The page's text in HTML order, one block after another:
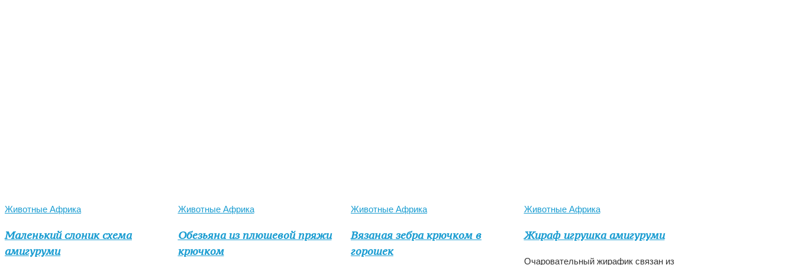
Животные Африка
Маленький слоник схема
амигуруми
Животные Африка
Обезьяна из плюшевой пряжи
крючком
Животные Африка
Вязаная зебра крючком в
горошек
Животные Африка
Жираф игрушка амигуруми
Очаровательный жирафик связан из